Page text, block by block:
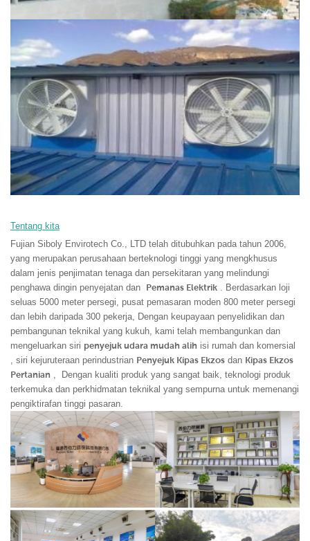
Tentang kita
Fujian Siboly Envirotech Co., LTD telah ditubuhkan pada tahun 2006,
yang merupakan perusahaan berteknologi tinggi yang mengkhusus
dalam jenis penjimatan tenaga dan persekitaran yang melindungi
penghawa dingin penyejatan dan Pemanas Elektrik . Berdasarkan loji
seluas 5000 meter persegi, pusat pemasaran moden 800 meter persegi
dan lebih daripada 300 pekerja, Dengan keupayaan penyelidikan dan
pembangunan teknikal yang kukuh, kami telah membangunkan dan
mengeluarkan siri penyejuk udara mudah alih isi rumah dan komersial
, siri kejuruteraan perindustrian Penyejuk Kipas Ekzos dan Kipas Ekzos
Pertanian ,
Dengan kualiti produk yang sangat baik, teknologi produk
terkemuka dan perkhidmatan teknikal yang sempurna untuk memenangi
pengiktirafan tinggi pasaran.